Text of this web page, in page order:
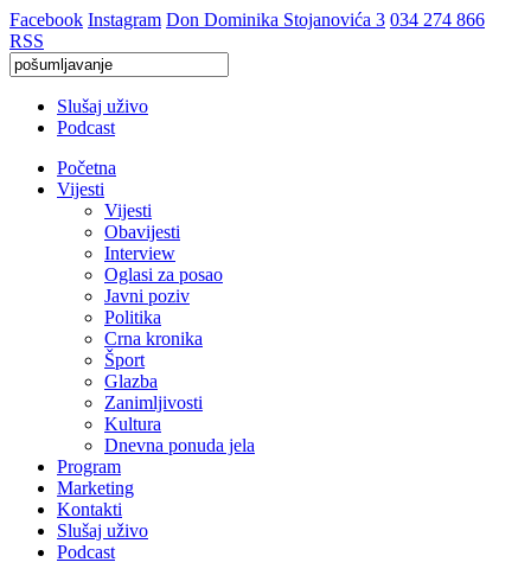
Facebook Instagram Don Dominika Stojanovića 3 034 274 866
RSS
Slušaj uživo
Podcast
Početna
Vijesti
Vijesti
Obavijesti
Interview
Oglasi za posao
Javni poziv
Politika
Crna kronika
Šport
Glazba
Zanimljivosti
Kultura
Dnevna ponuda jela
Program
Marketing
Kontakti
Slušaj uživo
Podcast